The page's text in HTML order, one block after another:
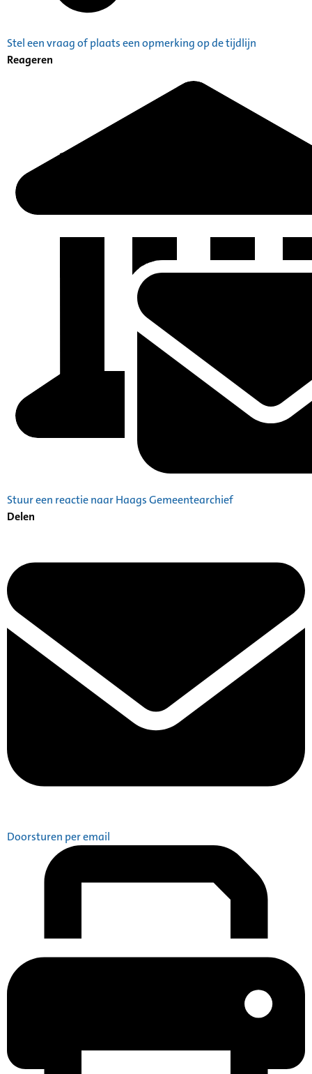
Stel een vraag of plaats een opmerking op de tijdlijn
Reageren
Stuur een reactie naar Haags Gemeentearchief
Delen
Doorsturen per email